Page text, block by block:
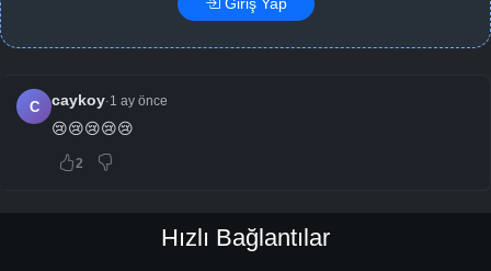
C caykoy·1 ay önce
😢😢😢😢😢
2
Hızlı Bağlantılar